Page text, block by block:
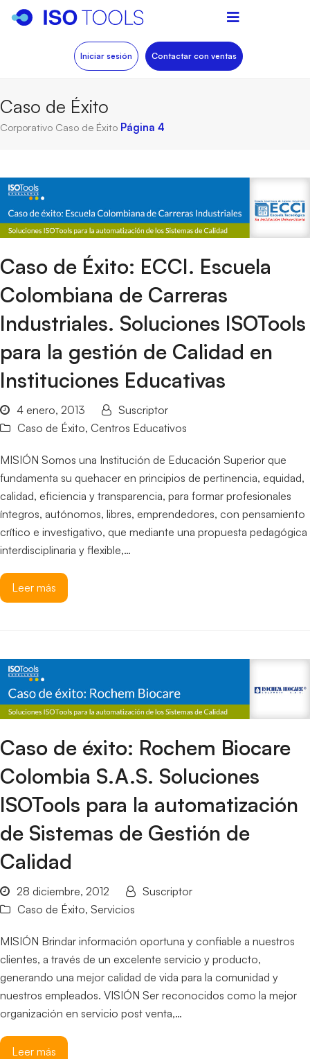
Iniciar sesión Contactar con ventas
Caso de Éxito
Corporativo Caso de Éxito Página 4
Caso de Éxito: ECCI. Escuela
Colombiana de Carreras
Industriales. Soluciones ISOTools
para la gestión de Calidad en
Instituciones Educativas
4 enero, 2013
Suscriptor
Caso de Éxito, Centros Educativos
MISIÓN Somos una Institución de Educación Superior que
fundamenta su quehacer en principios de pertinencia, equidad,
calidad, eficiencia y transparencia, para formar profesionales
íntegros, autónomos, libres, emprendedores, con pensamiento
crítico e investigativo, que mediante una propuesta pedagógica
interdisciplinaria y flexible,…
Leer más
Caso de éxito: Rochem Biocare
Colombia S.A.S. Soluciones
ISOTools para la automatización
de Sistemas de Gestión de
Calidad
28 diciembre, 2012
Suscriptor
Caso de Éxito, Servicios
MISIÓN Brindar información oportuna y confiable a nuestros
clientes, a través de un excelente servicio y producto,
generando una mejor calidad de vida para la comunidad y
nuestros empleados. VISIÓN Ser reconocidos como la mejor
organización en servicio post venta,…
Leer más